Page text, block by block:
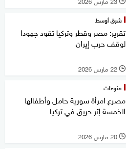
شرق أوسط
تقرير: مصر وقطر وتركيا تقود جهودا
لوقف حرب إيران
l 22 مارس 2026
منوعات
مصرع امرأة سورية حامل وأطفالها
الخمسة إثر حريق في تركيا
l 20 مارس 2026